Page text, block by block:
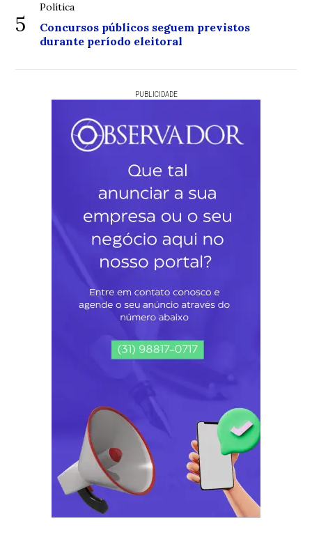
5
Política
Concursos públicos seguem previstos
durante período eleitoral
PUBLICIDADE